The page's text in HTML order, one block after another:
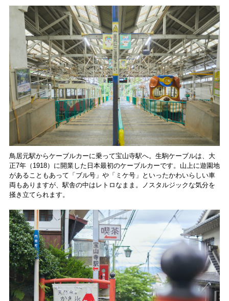
森・群馬・沖縄で始
動。6種類を飲んで実
食レポート
鳥居元駅からケーブルカーに乗って宝山寺駅へ。生駒ケーブルは、大
正7年（1918）に開業した日本最初のケーブルカーです。山上に遊園地
があることもあって「ブル号」や「ミケ号」といったかわいらしい車
両もありますが、駅舎の中はレトロなまま。ノスタルジックな気分を
掻き立てられます。